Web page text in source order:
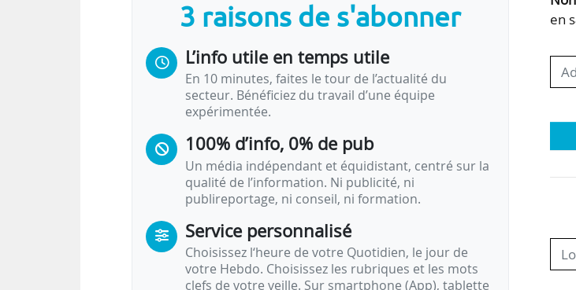
3 raisons de s'abonner
L’info utile en temps utile
En 10 minutes, faites le tour de l’actualité du
secteur. Bénéficiez du travail d’une équipe
expérimentée.
100% d’info, 0% de pub
Un média indépendant et équidistant, centré sur la
qualité de l’information. Ni publicité, ni
publireportage, ni conseil, ni formation.
Service personnalisé
Choisissez l‘heure de votre Quotidien, le jour de
votre Hebdo. Choisissez les rubriques et les mots
clefs de votre veille. Sur smartphone (App), tablette
en